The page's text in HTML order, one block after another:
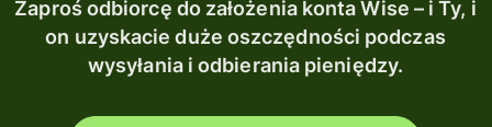
Zaproś odbiorcę do założenia konta Wise – i Ty, i
on uzyskacie duże oszczędności podczas
wysyłania i odbierania pieniędzy.